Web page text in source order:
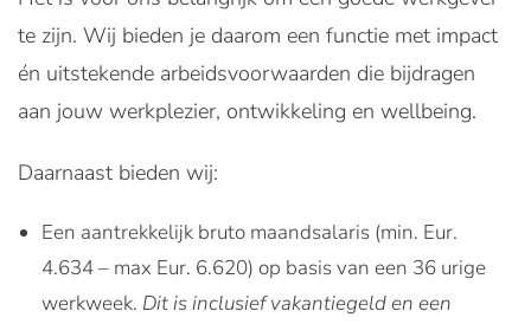
te zijn. Wij bieden je daarom een functie met impact
én uitstekende arbeidsvoorwaarden die bijdragen
aan jouw werkplezier, ontwikkeling en wellbeing.
Daarnaast bieden wij:
Een aantrekkelijk bruto maandsalaris (min. Eur.
4.634 – max Eur. 6.620) op basis van een 36 urige
werkweek. Dit is inclusief vakantiegeld en een